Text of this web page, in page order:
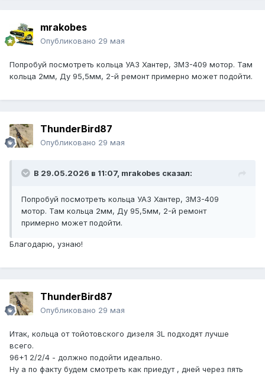
mrakobes
Опубликовано 29 мая
Попробуй посмотреть кольца УАЗ Хантер, ЗМЗ-409 мотор. Там
кольца 2мм, Ду 95,5мм, 2-й ремонт примерно может подойти.
ThunderBird87
Опубликовано 29 мая
В 29.05.2026 в 11:07, mrakobes сказал:
Попробуй посмотреть кольца УАЗ Хантер, ЗМЗ-409
мотор. Там кольца 2мм, Ду 95,5мм, 2-й ремонт
примерно может подойти.
Благодарю, узнаю!
ThunderBird87
Опубликовано 29 мая
Итак, кольца от тойотовского дизеля 3L подходят лучше
всего.
96+1 2/2/4 - должно подойти идеально.
Ну а по факту будем смотреть как приедут , дней через пять